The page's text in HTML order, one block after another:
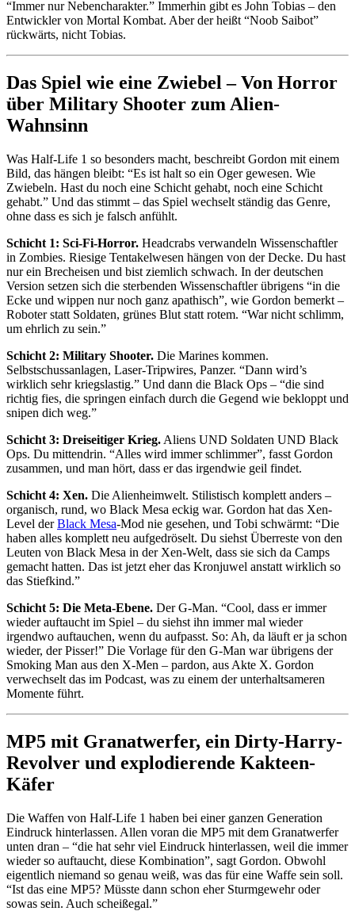
“Immer nur Nebencharakter.” Immerhin gibt es John Tobias – den
Entwickler von Mortal Kombat. Aber der heißt “Noob Saibot”
rückwärts, nicht Tobias.
Das Spiel wie eine Zwiebel – Von Horror
über Military Shooter zum Alien-
Wahnsinn
Was Half-Life 1 so besonders macht, beschreibt Gordon mit einem
Bild, das hängen bleibt: “Es ist halt so ein Oger gewesen. Wie
Zwiebeln. Hast du noch eine Schicht gehabt, noch eine Schicht
gehabt.” Und das stimmt – das Spiel wechselt ständig das Genre,
ohne dass es sich je falsch anfühlt.
Schicht 1: Sci-Fi-Horror. Headcrabs verwandeln Wissenschaftler
in Zombies. Riesige Tentakelwesen hängen von der Decke. Du hast
nur ein Brecheisen und bist ziemlich schwach. In der deutschen
Version setzen sich die sterbenden Wissenschaftler übrigens “in die
Ecke und wippen nur noch ganz apathisch”, wie Gordon bemerkt –
Roboter statt Soldaten, grünes Blut statt rotem. “War nicht schlimm,
um ehrlich zu sein.”
Schicht 2: Military Shooter. Die Marines kommen.
Selbstschussanlagen, Laser-Tripwires, Panzer. “Dann wird’s
wirklich sehr kriegslastig.” Und dann die Black Ops – “die sind
richtig fies, die springen einfach durch die Gegend wie bekloppt und
snipen dich weg.”
Schicht 3: Dreiseitiger Krieg. Aliens UND Soldaten UND Black
Ops. Du mittendrin. “Alles wird immer schlimmer”, fasst Gordon
zusammen, und man hört, dass er das irgendwie geil findet.
Schicht 4: Xen. Die Alienheimwelt. Stilistisch komplett anders –
organisch, rund, wo Black Mesa eckig war. Gordon hat das Xen-
Level derBlack Mesa-Mod nie gesehen, und Tobi schwärmt: “Die
haben alles komplett neu aufgedröselt. Du siehst Überreste von den
Leuten von Black Mesa in der Xen-Welt, dass sie sich da Camps
gemacht hatten. Das ist jetzt eher das Kronjuwel anstatt wirklich so
das Stiefkind.”
Schicht 5: Die Meta-Ebene. Der G-Man. “Cool, dass er immer
wieder auftaucht im Spiel – du siehst ihn immer mal wieder
irgendwo auftauchen, wenn du aufpasst. So: Ah, da läuft er ja schon
wieder, der Pisser!” Die Vorlage für den G-Man war übrigens der
Smoking Man aus den X-Men – pardon, aus Akte X. Gordon
verwechselt das im Podcast, was zu einem der unterhaltsameren
Momente führt.
MP5 mit Granatwerfer, ein Dirty-Harry-
Revolver und explodierende Kakteen-
Käfer
Die Waffen von Half-Life 1 haben bei einer ganzen Generation
Eindruck hinterlassen. Allen voran die MP5 mit dem Granatwerfer
unten dran – “die hat sehr viel Eindruck hinterlassen, weil die immer
wieder so auftaucht, diese Kombination”, sagt Gordon. Obwohl
eigentlich niemand so genau weiß, was das für eine Waffe sein soll.
“Ist das eine MP5? Müsste dann schon eher Sturmgewehr oder
sowas sein. Auch scheißegal.”